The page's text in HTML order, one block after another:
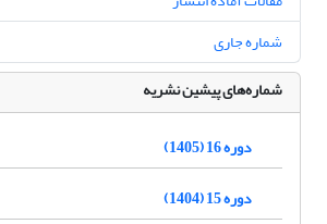
شماره جاری
شماره‌های پیشین نشریه
دوره 16 (1405)
دوره 15 (1404)